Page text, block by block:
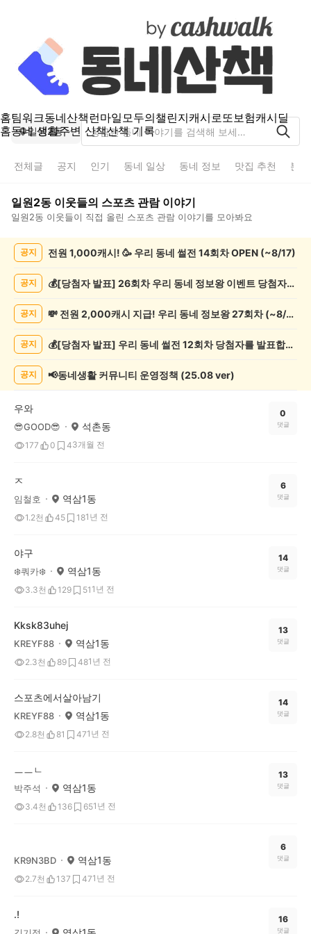
홈팀워크동네산책런마일모두의챌린지캐시로또보험캐시딜
홈동네 생활주변 산책산책 기록
일원2동
전체글 공지 인기 동네 일상 동네 정보 맛집 추천 분
일원2동 이웃들의 스포츠 관람이야기
일원2동 이웃들이 직접 올린 스포츠 관람 이야기를 모아봐요
글
공지 전원 1,000캐시! 🥳 우리 동네 썰전 14회차 OPEN (~8/17)
공지 💰[당첨자 발표] 26회차 우리 동네 정보왕 이벤트 당첨자를 발표합니다!
공지 💸 전원 2,000캐시 지급! 우리 동네 정보왕 27회차 (~8/10)
공지 💰[당첨자 발표] 우리 동네 썰전 12회차 당첨자를 발표합니다!
공지 📢동네생활 커뮤니티 운영정책 (25.08 ver)
우와
😎GOOD😎 석촌동
177 0 43개월 전
0
댓글
ㅈ
임철호 역삼1동
1.2천 45 181년 전
6
댓글
야구
❄️쿼카❄️ 역삼1동
3.3천 129 51 1년 전
14
댓글
Kksk83uhej
KREYF88 역삼1동
2.3천 89 481년 전
13
댓글
스포츠에서살아남기
KREYF88 역삼1동
2.8천 81 471년 전
14
댓글
ㅡㅡㄴ
박주석 역삼1동
3.4천 136 651년 전
13
댓글
KR9N3BD 역삼1동
2.7천 137 471년 전
6
댓글
.! 16
댓글